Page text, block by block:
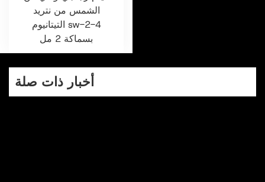
الشمس من نتريد
التيتانيوم sw-2-4
بسماكة 2 مل
أخبار ذات صلة